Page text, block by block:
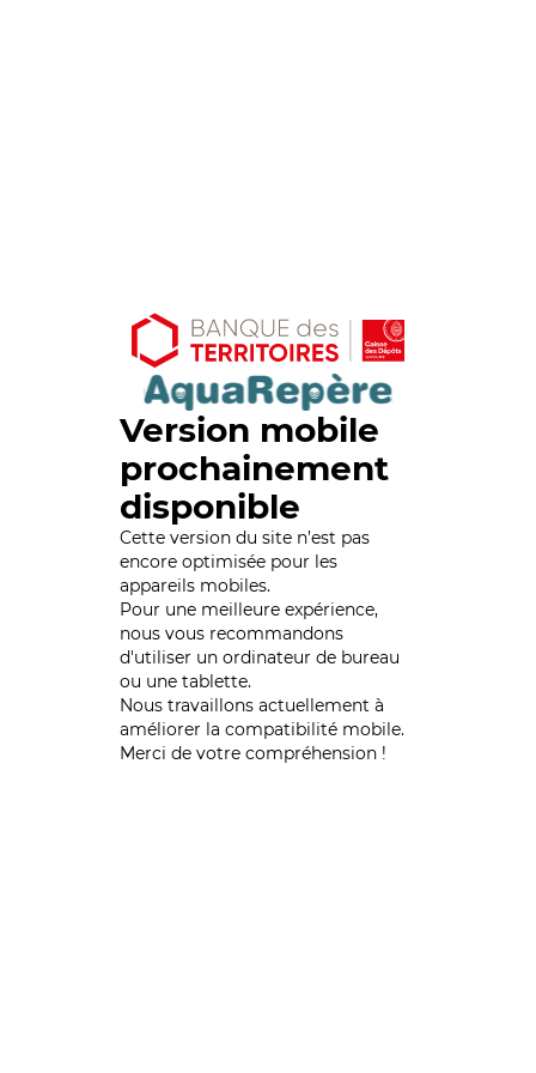
Version mobile
prochainement
disponible
Cette version du site n’est pas
encore optimisée pour les
appareils mobiles.
Pour une meilleure expérience,
nous vous recommandons
d'utiliser un ordinateur de bureau
ou une tablette.
Nous travaillons actuellement à
améliorer la compatibilité mobile.
Merci de votre compréhension !